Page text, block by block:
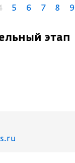
5 6 7 8 9
этап